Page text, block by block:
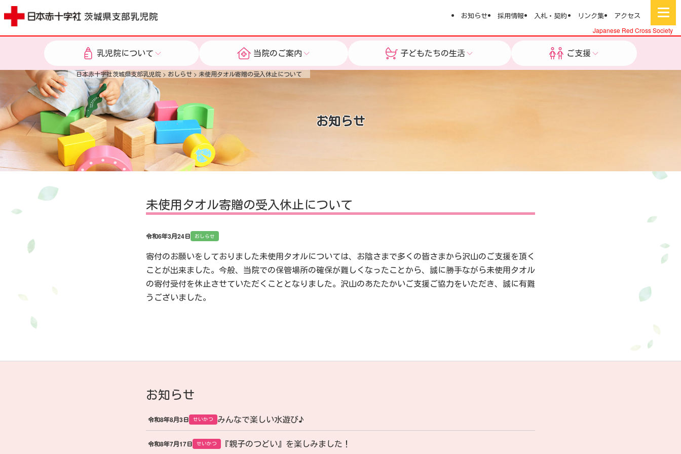
お知らせ 採用情報 入札・契約 リンク集 アクセス
Japanese Red Cross Society
乳児院について 当院のご案内 子どもたちの生活 ご支援
乳児院について
乳児院とは
ご利用の流れ
当院のご案内
施設概要
当院の取り組み・事業
子どもたちの生活
1日の過ごし方
年間行事
ご支援
ボランティア
リンク集
アクセス
日本赤十字社茨城県支部乳児院 > おしらせ > 未使用タオル寄贈の受入休止について
お知らせ
未使用タオル寄贈の受入休止について
令和6年3月24日 おしらせ
寄付のお願いをしておりました未使用タオルについては、お陰さまで多くの皆さまから沢山のご支援を頂く
ことが出来ました。今般、当院での保管場所の確保が難しくなったことから、誠に勝手ながら未使用タオル
の寄付受付を休止させていただくこととなりました。沢山のあたたかいご支援ご協力をいただき、誠に有難
うございました。
お知らせ
令和8年8月3日 せいかつ みんなで楽しい水遊び♪
令和8年7月17日 せいかつ 『親子のつどい』を楽しみました！